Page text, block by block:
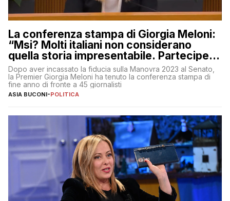
La conferenza stampa di Giorgia Meloni:
“Msi? Molti italiani non considerano
quella storia impresentabile. Parteciperò
al 25 aprile”
Dopo aver incassato la fiducia sulla Manovra 2023 al Senato,
la Premier Giorgia Meloni ha tenuto la conferenza stampa di
fine anno di fronte a 45 giornalisti
ASIA BUCONI-POLITICA